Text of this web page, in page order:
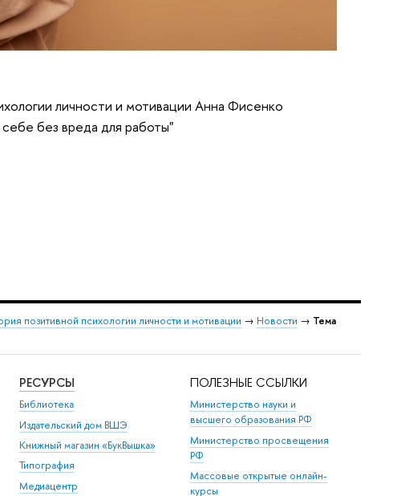
личности и мотивации Анна Фисенко
без вреда для работы"
позитивной психологии личности и мотивации → Новости → Тема
РЕСУРСЫ
Библиотека
Издательский дом ВШЭ
Книжный магазин «БукВышка»
Типография
Медиацентр
ПОЛЕЗНЫЕ ССЫЛКИ
Министерство науки и
высшего образования РФ
Министерство просвещения
РФ
Массовые открытые онлайн-
курсы